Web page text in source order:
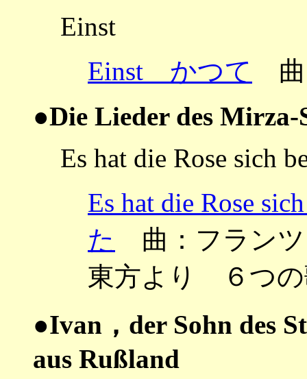
Einst
Einst かつて
曲
●Die Lieder des
Es hat die Rose sich
Es hat die Rose
た
曲：フランツ
東方より ６つの
●Ivan，der Sohn des
aus Rußland